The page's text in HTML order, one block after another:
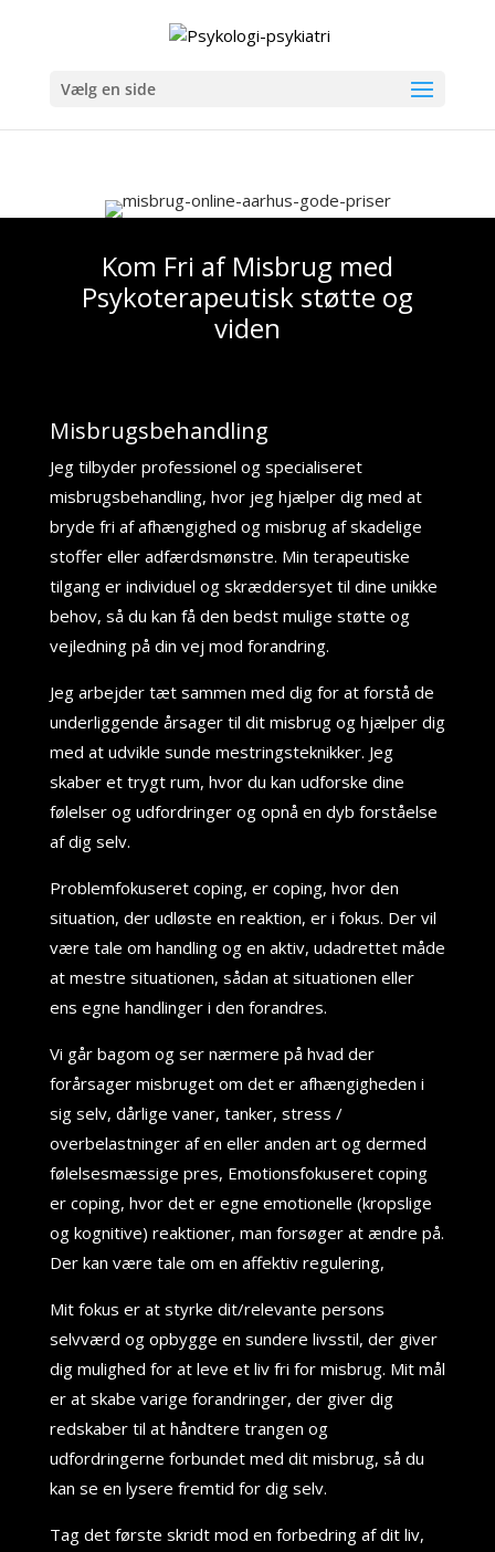
Vælg en side
Kom Fri af Misbrug med
Psykoterapeutisk støtte og
viden
Misbrugsbehandling
Jeg tilbyder professionel og specialiseret
misbrugsbehandling, hvor jeg hjælper dig med at
bryde fri af afhængighed og misbrug af skadelige
stoffer eller adfærdsmønstre. Min terapeutiske
tilgang er individuel og skræddersyet til dine unikke
behov, så du kan få den bedst mulige støtte og
vejledning på din vej mod forandring.
Jeg arbejder tæt sammen med dig for at forstå de
underliggende årsager til dit misbrug og hjælper dig
med at udvikle sunde mestringsteknikker. Jeg
skaber et trygt rum, hvor du kan udforske dine
følelser og udfordringer og opnå en dyb forståelse
af dig selv.
Problemfokuseret coping, er coping, hvor den
situation, der udløste en reaktion, er i fokus. Der vil
være tale om handling og en aktiv, udadrettet måde
at mestre situationen, sådan at situationen eller
ens egne handlinger i den forandres.
Vi går bagom og ser nærmere på hvad der
forårsager misbruget om det er afhængigheden i
sig selv, dårlige vaner, tanker, stress /
overbelastninger af en eller anden art og dermed
følelsesmæssige pres, Emotionsfokuseret coping
er coping, hvor det er egne emotionelle (kropslige
og kognitive) reaktioner, man forsøger at ændre på.
Der kan være tale om en affektiv regulering,
Mit fokus er at styrke dit/relevante persons
selvværd og opbygge en sundere livsstil, der giver
dig mulighed for at leve et liv fri for misbrug. Mit mål
er at skabe varige forandringer, der giver dig
redskaber til at håndtere trangen og
udfordringerne forbundet med dit misbrug, så du
kan se en lysere fremtid for dig selv.
Tag det første skridt mod en forbedring af dit liv,